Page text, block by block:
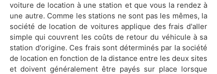
voiture de location à une station et que vous la rendez à
une autre. Comme les stations ne sont pas les mêmes, la
société de location de voitures applique des frais d'aller
simple qui couvrent les coûts de retour du véhicule à sa
station d'origine. Ces frais sont déterminés par la société
de location en fonction de la distance entre les deux sites
et doivent généralement être payés sur place lorsque